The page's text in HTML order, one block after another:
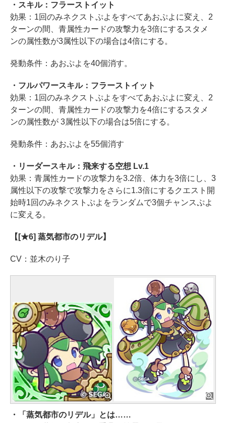
・スキル：フラーストイット
効果：1回のみネクストぷよをすべてあおぷよに変え、2
ターンの間、青属性カードの攻撃力を3倍にするスタメ
ンの属性数が3属性以下の場合は4倍にする。
発動条件：あおぷよを40個消す。
・フルパワースキル：フラーストイット
効果：1回のみネクストぷよをすべてあおぷよに変え、2
ターンの間、青属性カードの攻撃力を4倍にするスタメ
ンの属性数が 3属性以下の場合は5倍にする。
発動条件：あおぷよを55個消す
・リーダースキル：飛来する空想 Lv.1
効果：青属性カードの攻撃力を3.2倍、体力を3倍にし、3
属性以下の攻撃で攻撃力をさらに1.3倍にするクエスト開
始時1回のみネクストぷよをランダムで3個チャンスぷよ
に変える。
【[★6] 蒸気都市のリデル】
CV：並木のり子
・「蒸気都市のリデル」とは……